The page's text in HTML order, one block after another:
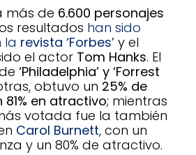
más de 6.600 personajes
resultados han sido
la revista ‘Forbes’ y el
el actor Tom Hanks. El
‘Philadelphia’ y ‘Forrest
obtuvo un 25% de
en atractivo; mientras
votada fue la también
Carol Burnett, con un
y un 80% de atractivo.